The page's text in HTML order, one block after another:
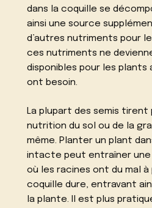
dans la coquille se
ainsi une source
d’autres nutriments pour
ces nutriments ne
disponibles pour les plants
ont besoin.
La plupart des semis
nutrition du sol ou de la
même. Planter un plant
intacte peut entraîner une
où les racines ont du mal
coquille dure, entravant
la plante. Il est plus